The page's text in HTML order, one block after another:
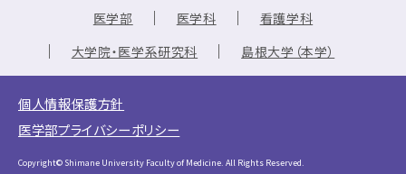
医学部 医学科
看護学科
大学院・医学系研究科
島根大学（本学）
Copyright© Shimane University Faculty of Medicine. All Rights Reserved.
個人情報保護方針
医学部プライバシーポリシー